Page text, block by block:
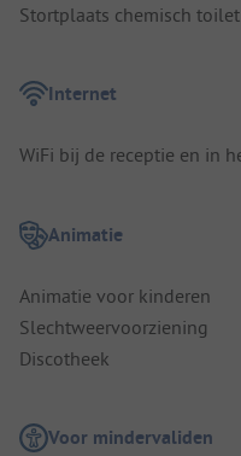
Stortplaats chemisch
Internet
WiFi bij de receptie en in
Animatie
Animatie voor kinderen
Slechtweervoorziening
Discotheek
Voor mindervaliden